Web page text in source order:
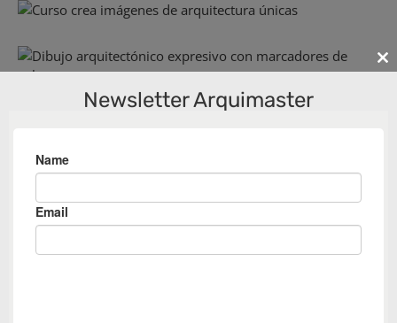
Newsletter Arquimaster